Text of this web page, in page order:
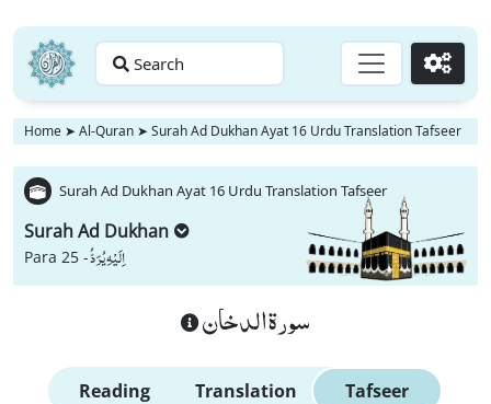
Search Go
Home ➤ Al-Quran ➤ Surah Ad Dukhan Ayat 16 Urdu Translation Tafseer
Surah Ad Dukhan Ayat 16 Urdu Translation Tafseer
Surah Ad Dukhan
Para 25 -اِلَیْهِ یُرَدُّ
سورة الدخان
Reading Translation Tafseer